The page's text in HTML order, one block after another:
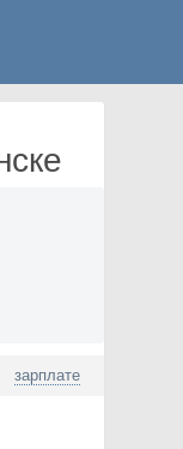
зарплате